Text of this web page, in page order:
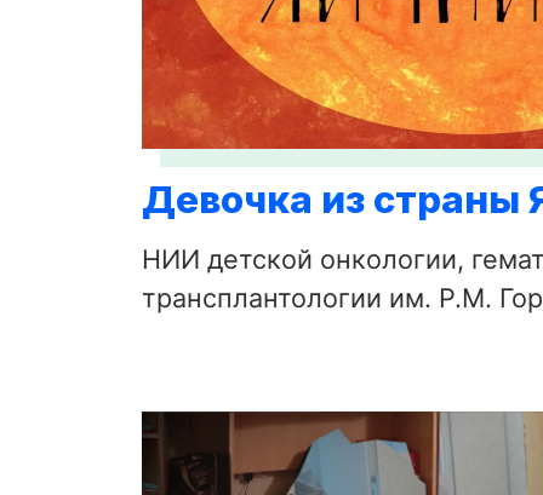
Девочка из страны
НИИ детской онкологии,
трансплантологии им. Р.М.